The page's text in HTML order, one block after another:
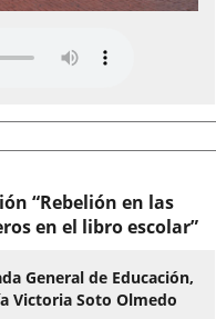
“Rebelión en las
en el libro escolar”
General de Educación,
Victoria Soto Olmedo